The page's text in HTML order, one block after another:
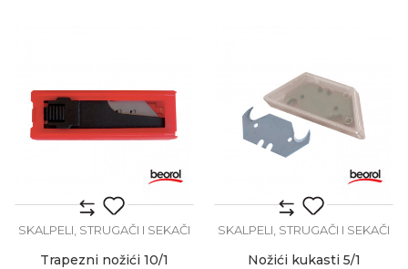
SKALPELI, STRUGAČI I SEKAČI
Trapezni nožići 10/1
SKALPELI, STRUGAČI I SEKAČI
Nožići kukasti 5/1